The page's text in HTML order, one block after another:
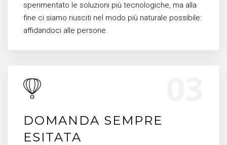
sperimentato le soluzioni più tecnologiche, ma alla
fine ci siamo riusciti nel modo più naturale possibile:
affidandoci alle persone.
DOMANDA SEMPRE
ESITATA